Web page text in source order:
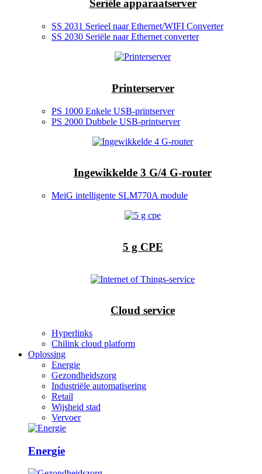
Seriële apparaatserver
SS 2031 Serieel naar Ethernet/WIFI Converter
SS 2030 Seriële naar Ethernet converter
Printerserver
PS 1000 Enkele USB-printserver
PS 2000 Dubbele USB-printserver
Ingewikkelde 3 G/4 G-router
MeiG intelligente SLM770A module
5 g CPE
Cloud service
Hyperlinks
Chilink cloud platform
Oplossing
Energie
Gezondheidszorg
Industriële automatisering
Retail
Wijsheid stad
Vervoer
Energie